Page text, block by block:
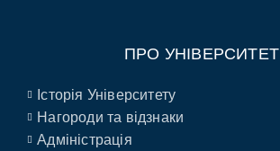
ПРО УНІВЕРСИТЕТ
Історія Університету
Нагороди та відзнаки
Адміністрація